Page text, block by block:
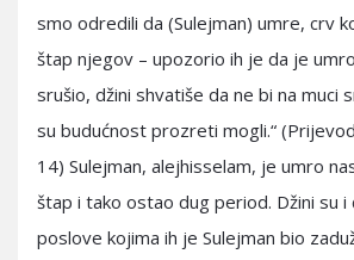
smo odredili da (Sulejman) umre, crv
štap njegov – upozorio ih je da je
srušio, džini shvatiše da ne bi na muci
su budućnost prozreti mogli.“ (Prijevod
14) Sulejman, alejhisselam, je umro
štap i tako ostao dug period. Džini su i
poslove kojima ih je Sulejman bio